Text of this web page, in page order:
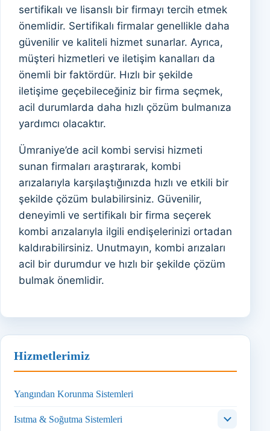
Hizmetlerimiz
Yangından Korunma Sistemleri
Isıtma & Soğutma Sistemleri
sertifikalı ve lisanslı bir firmayı tercih etmek
önemlidir. Sertifikalı firmalar genellikle daha
güvenilir ve kaliteli hizmet sunarlar. Ayrıca,
müşteri hizmetleri ve iletişim kanalları da
önemli bir faktördür. Hızlı bir şekilde
iletişime geçebileceğiniz bir firma seçmek,
acil durumlarda daha hızlı çözüm bulmanıza
yardımcı olacaktır.
Ümraniye’de acil kombi servisi hizmeti
sunan firmaları araştırarak, kombi
arızalarıyla karşılaştığınızda hızlı ve etkili bir
şekilde çözüm bulabilirsiniz. Güvenilir,
deneyimli ve sertifikalı bir firma seçerek
kombi arızalarıyla ilgili endişelerinizi ortadan
kaldırabilirsiniz. Unutmayın, kombi arızaları
acil bir durumdur ve hızlı bir şekilde çözüm
bulmak önemlidir.